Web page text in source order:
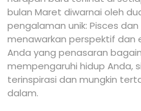
bulan Maret diwarnai oleh
pengalaman unik: Pisces
menawarkan perspektif dan
Anda yang penasaran
mempengaruhi hidup Anda,
terinspirasi dan mungkin
dalam.